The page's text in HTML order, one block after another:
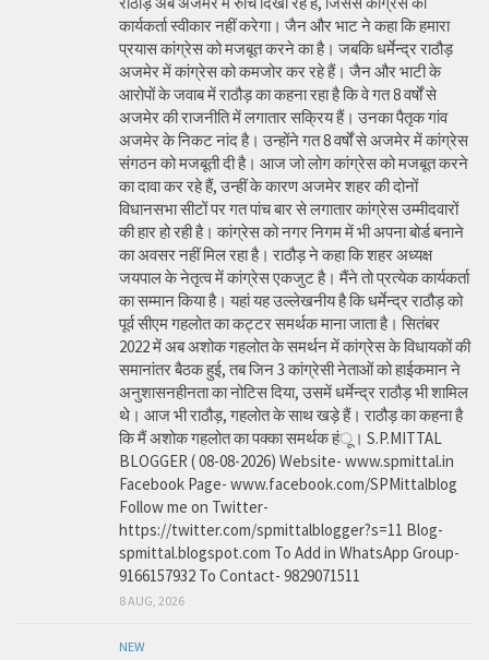
कार्यकर्ता स्वीकार नहीं करेगा। जैन और भाट ने कहा कि हमारा
प्रयास कांग्रेस को मजबूत करने का है। जबकि धर्मेन्द्र राठौड़
अजमेर में कांग्रेस को कमजोर कर रहे हैं। जैन और भाटी के
आरोपों के जवाब में राठौड़ का कहना रहा है कि वे गत 8 वर्षों से
अजमेर की राजनीति में लगातार सक्रिय हैं। उनका पैतृक गांव
अजमेर के निकट नांद है। उन्होंने गत 8 वर्षों से अजमेर में कांग्रेस
संगठन को मजबूती दी है। आज जो लोग कांग्रेस को मजबूत करने
का दावा कर रहे हैं, उन्हीं के कारण अजमेर शहर की दोनों
विधानसभा सीटों पर गत पांच बार से लगातार कांग्रेस उम्मीदवारों
की हार हो रही है। कांग्रेस को नगर निगम में भी अपना बोर्ड बनाने
का अवसर नहीं मिल रहा है। राठौड़ ने कहा कि शहर अध्यक्ष
जयपाल के नेतृत्व में कांग्रेस एकजुट है। मैंने तो प्रत्येक कार्यकर्ता
का सम्मान किया है। यहां यह उल्लेखनीय है कि धर्मेन्द्र राठौड़ को
पूर्व सीएम गहलोत का कट्टर समर्थक माना जाता है। सितंबर
2022 में अब अशोक गहलोत के समर्थन में कांग्रेस के विधायकों की
समानांतर बैठक हुई, तब जिन 3 कांग्रेसी नेताओं को हाईकमान ने
अनुशासनहीनता का नोटिस दिया, उसमें धर्मेन्द्र राठौड़ भी शामिल
थे। आज भी राठौड़, गहलोत के साथ खड़े हैं। राठौड़ का कहना है
कि मैं अशोक गहलोत का पक्का समर्थक हंू। S.P.MITTAL
BLOGGER ( 08-08-2026) Website- www.spmittal.in
Facebook Page- www.facebook.com/SPMittalblog
Follow me on Twitter-
https://twitter.com/spmittalblogger?s=11 Blog-
spmittal.blogspot.com To Add in WhatsApp Group-
9166157932 To Contact- 9829071511
8 AUG, 2026
NEW